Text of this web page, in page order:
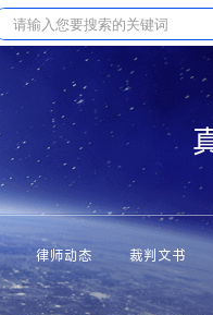
律师动态 裁判文书